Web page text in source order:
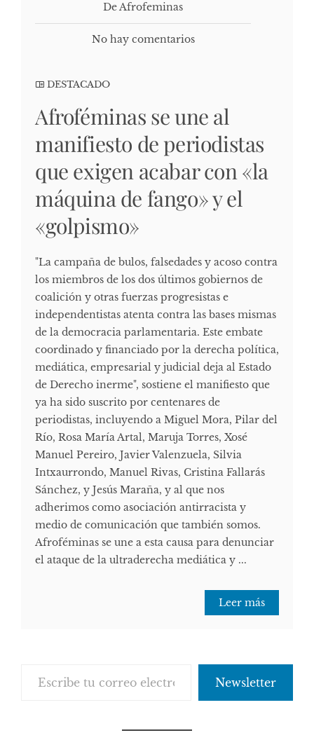
De Afrofeminas
No hay comentarios
DESTACADO
Afroféminas se une al
manifiesto de periodistas
que exigen acabar con «la
máquina de fango» y el
«golpismo»
"La campaña de bulos, falsedades y acoso contra
los miembros de los dos últimos gobiernos de
coalición y otras fuerzas progresistas e
independentistas atenta contra las bases mismas
de la democracia parlamentaria. Este embate
coordinado y financiado por la derecha política,
mediática, empresarial y judicial deja al Estado
de Derecho inerme", sostiene el manifiesto que
ya ha sido suscrito por centenares de
periodistas, incluyendo a Miguel Mora, Pilar del
Río, Rosa María Artal, Maruja Torres, Xosé
Manuel Pereiro, Javier Valenzuela, Silvia
Intxaurrondo, Manuel Rivas, Cristina Fallarás
Sánchez, y Jesús Maraña, y al que nos
adherimos como asociación antirracista y
medio de comunicación que también somos.
Afroféminas se une a esta causa para denunciar
el ataque de la ultraderecha mediática y ...
Leer más
Newsletter